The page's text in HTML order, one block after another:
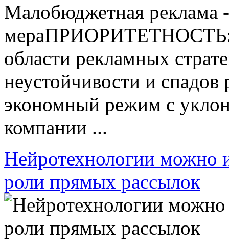
Малобюджетная реклама
мераПРИОРИТЕТНОСТЬ:
области рекламных
неустойчивости и
экономный режим с
компании ...
Нейротехнологии можно
роли прямых рассылок